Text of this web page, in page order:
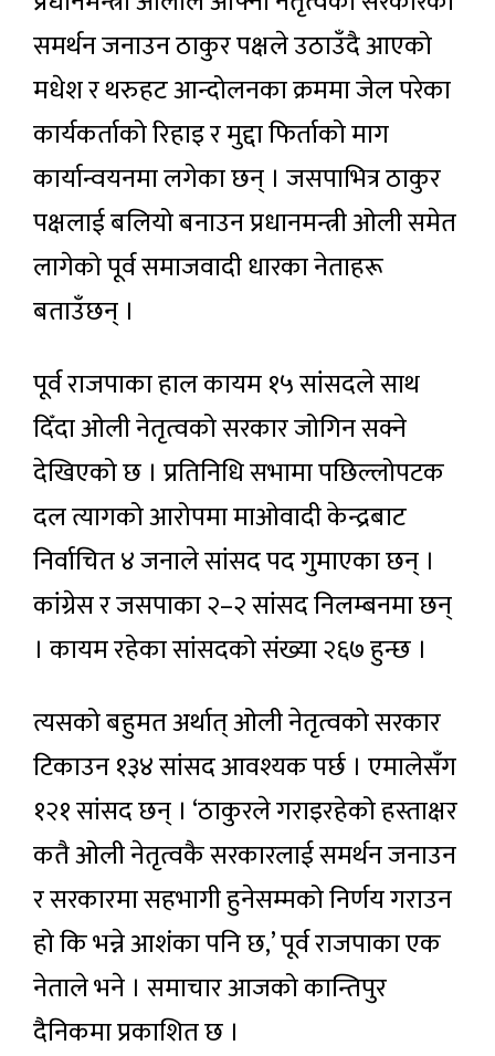
समर्थन जनाउन ठाकुर पक्षले उठाउँदै आएको
मधेश र थरुहट आन्दोलनका क्रममा जेल परेका
कार्यकर्ताको रिहाइ र मुद्दा फिर्ताको माग
कार्यान्वयनमा लगेका छन् । जसपाभित्र ठाकुर
पक्षलाई बलियो बनाउन प्रधानमन्त्री ओली समेत
लागेको पूर्व समाजवादी धारका नेताहरू
बताउँछन् ।
पूर्व राजपाका हाल कायम १५ सांसदले साथ
दिँदा ओली नेतृत्वको सरकार जोगिन सक्ने
देखिएको छ । प्रतिनिधि सभामा पछिल्लोपटक
दल त्यागको आरोपमा माओवादी केन्द्रबाट
निर्वाचित ४ जनाले सांसद पद गुमाएका छन् ।
कांग्रेस र जसपाका २–२ सांसद निलम्बनमा छन्
। कायम रहेका सांसदको संख्या २६७ हुन्छ ।
त्यसको बहुमत अर्थात् ओली नेतृत्वको सरकार
टिकाउन १३४ सांसद आवश्यक पर्छ । एमालेसँग
१२१ सांसद छन् । ‘ठाकुरले गराइरहेको हस्ताक्षर
कतै ओली नेतृत्वकै सरकारलाई समर्थन जनाउन
र सरकारमा सहभागी हुनेसम्मको निर्णय गराउन
हो कि भन्ने आशंका पनि छ,’ पूर्व राजपाका एक
नेताले भने । समाचार आजको कान्तिपुर
दैनिकमा प्रकाशित छ ।